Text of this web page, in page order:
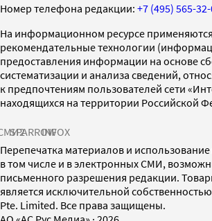
Номер телефона редакции: +7 (495) 565-
На информационном ресурсе применяются
рекомендательные технологии
предоставления информации на основе
систематизации и анализа сведений,
к предпочтениям пользователей сети
находящихся на территории Российской
SPARROWINFOX
Перепечатка материалов и
в том числе и в электронных СМИ,
письменного разрешения редакции.
является исключительной
Pte. Limited. Все права защищены.